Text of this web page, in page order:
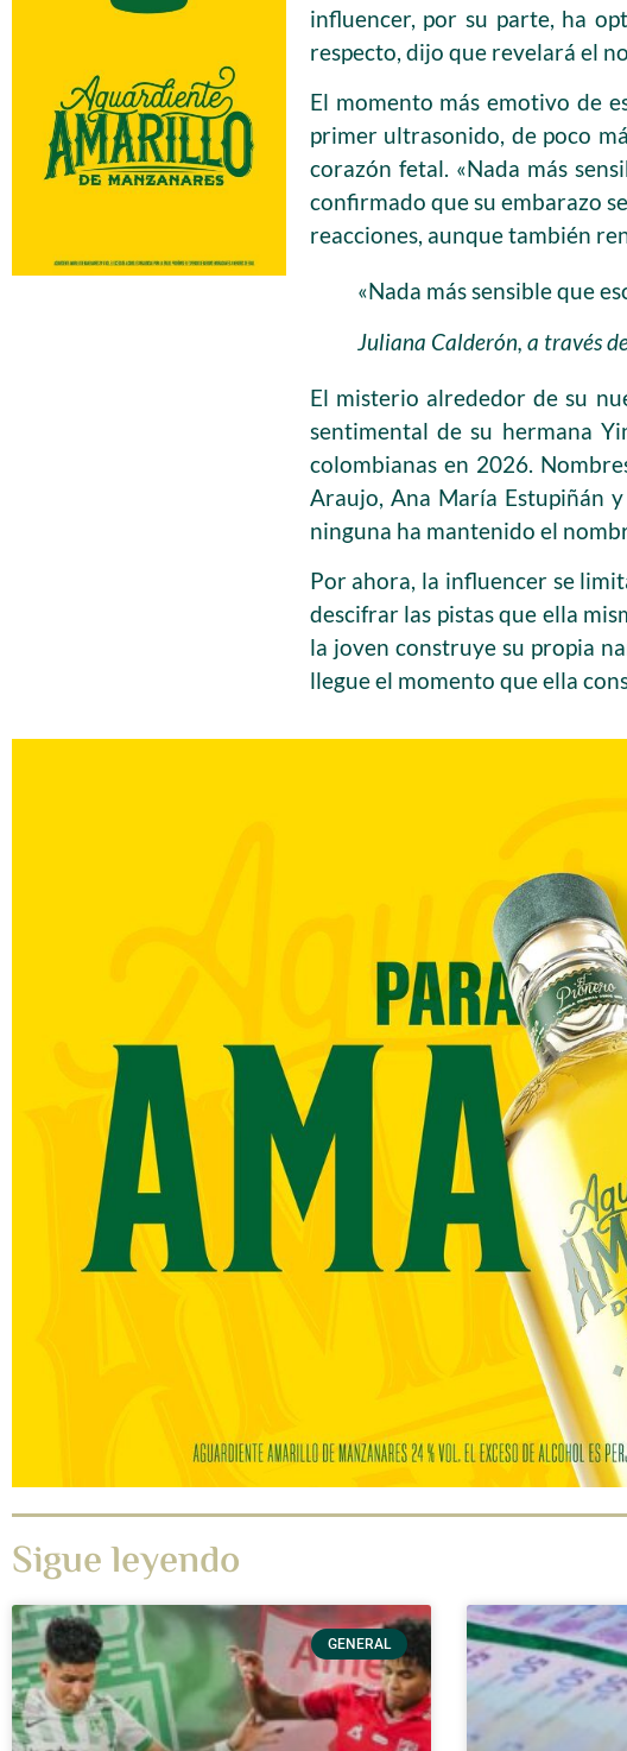
influencer, por su parte, ha
respecto, dijo que revelará el
El momento más emotivo de
primer ultrasonido, de poco
corazón fetal. «Nada más
confirmado que su embarazo
reacciones, aunque también
«Nada más sensible que
Juliana Calderón, a través
El misterio alrededor de su
sentimental de su hermana
colombianas en 2026.
Araujo, Ana María Estupiñán
ninguna ha mantenido el
Por ahora, la influencer se
descifrar las pistas que ella
la joven construye su propia
llegue el momento que ella
Sigue leyendo
GENERAL